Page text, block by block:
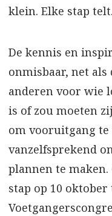
klein. Elke stap telt.
De kennis en
onmisbaar, net
anderen voor wie
is of zou moeten
om vooruitgang te
vanzelfsprekend
plannen te
stap op 10